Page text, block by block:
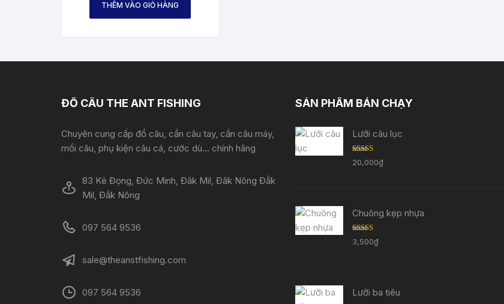
THÊM VÀO GIỎ HÀNG
ĐỒ CÂU THE ANT FISHING
Chuyên cung cấp đồ câu, cần câu tay, cần câu máy,
mồi câu, phụ kiện câu cá, cước dù... chính hãng
83 Kẻ Đọng, Đức Minh, Đăk Mil, Đăk Nông Đắk
Mil, Đắk Nông
097 564 9536
sale@theanstfishing.com
097 564 9536
SẢN PHẨM BÁN CHẠY
Lưỡi câu lục
Được
xếp
20,000₫
Chuông kẹp nhựa
Được
xếp
3,500₫
Lưỡi ba tiêu